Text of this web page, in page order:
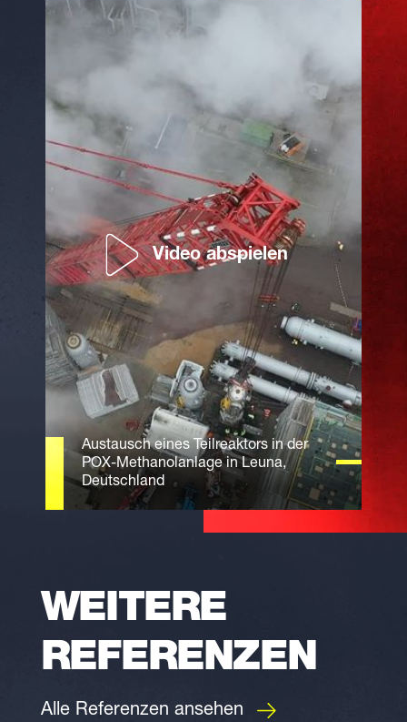
Video abspielen
Austausch eines Teilreaktors in der
POX-Methanolanlage in Leuna,
Deutschland
WEITERE
REFERENZEN
Alle Referenzen ansehen